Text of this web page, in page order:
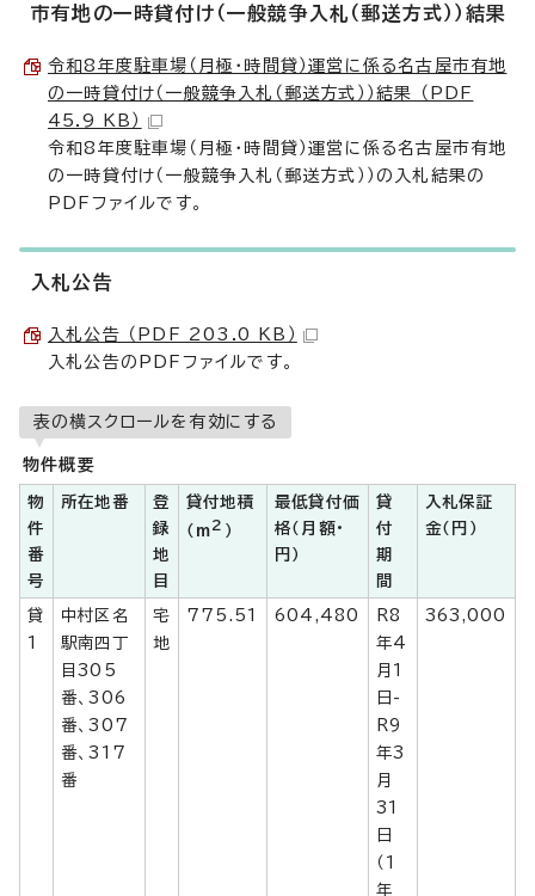
市有地の一時貸付け（一般競争入札（郵送方式））結果
令和8年度駐車場（月極・時間貸）運営に係る名古屋市有地
の一時貸付け（一般競争入札（郵送方式））結果 （PDF
45.9 KB）
令和8年度駐車場（月極・時間貸）運営に係る名古屋市有地
の一時貸付け（一般競争入札（郵送方式））の入札結果の
PDFファイルです。
入札公告
入札公告 （PDF 203.0 KB）
入札公告のPDFファイルです。
表の横スクロールを有効にする
物件概要
物
件
番
号
所在地番
登
録
地
目
貸付地積
（m2 ）
最低貸付価
格（月額・
円）
貸
付
期
間
入札保証
金（円）
貸
1
中村区名
駅南四丁
目305
番、306
番、307
番、317
番
宅
地
775.51 604,480
R8
年4
月1
日-
R9
年3
月
31
日
（1
年
363,000